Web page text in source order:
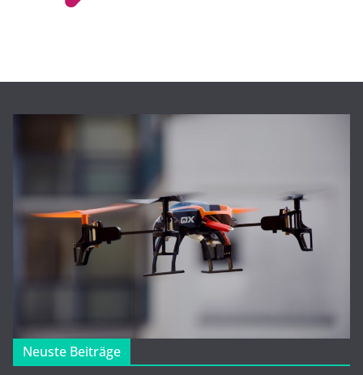
Neuste Beiträge